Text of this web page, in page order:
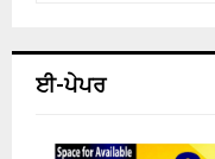
h
ਈ-ਪੇਪਰ